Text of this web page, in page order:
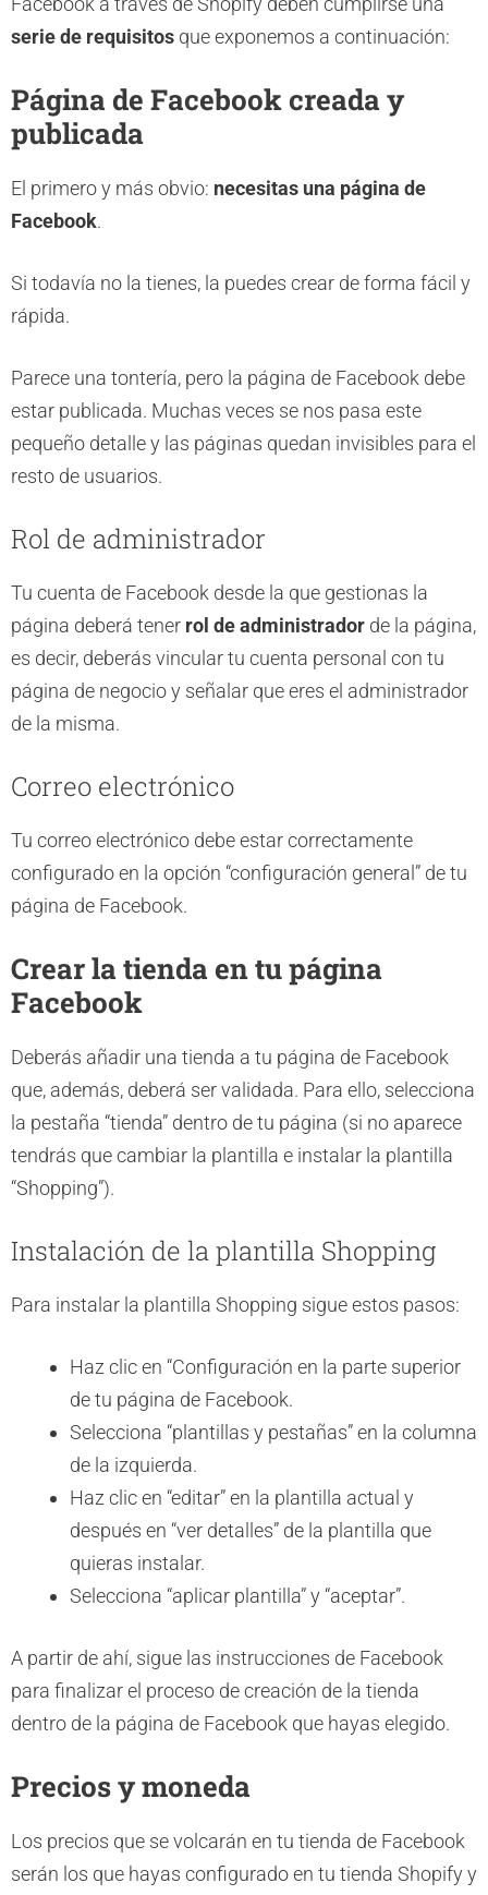
serie de requisitos que exponemos a continuación:
Página de Facebook creada y
publicada
El primero y más obvio: necesitas una página de
Facebook.
Si todavía no la tienes, la puedes crear de forma fácil y
rápida.
Parece una tontería, pero la página de Facebook debe
estar publicada. Muchas veces se nos pasa este
pequeño detalle y las páginas quedan invisibles para el
resto de usuarios.
Rol de administrador
Tu cuenta de Facebook desde la que gestionas la
página deberá tener rol de administrador de la página,
es decir, deberás vincular tu cuenta personal con tu
página de negocio y señalar que eres el administrador
de la misma.
Correo electrónico
Tu correo electrónico debe estar correctamente
configurado en la opción “configuración general” de tu
página de Facebook.
Crear la tienda en tu página
Facebook
Deberás añadir una tienda a tu página de Facebook
que, además, deberá ser validada. Para ello, selecciona
la pestaña “tienda” dentro de tu página (si no aparece
tendrás que cambiar la plantilla e instalar la plantilla
“Shopping”).
Instalación de la plantilla Shopping
Para instalar la plantilla Shopping sigue estos pasos:
Haz clic en “Configuración en la parte superior
de tu página de Facebook.
Selecciona “plantillas y pestañas” en la columna
de la izquierda.
Haz clic en “editar” en la plantilla actual y
después en “ver detalles” de la plantilla que
quieras instalar.
Selecciona “aplicar plantilla” y “aceptar”.
A partir de ahí, sigue las instrucciones de Facebook
para finalizar el proceso de creación de la tienda
dentro de la página de Facebook que hayas elegido.
Precios y moneda
Los precios que se volcarán en tu tienda de Facebook
serán los que hayas configurado en tu tienda Shopify y